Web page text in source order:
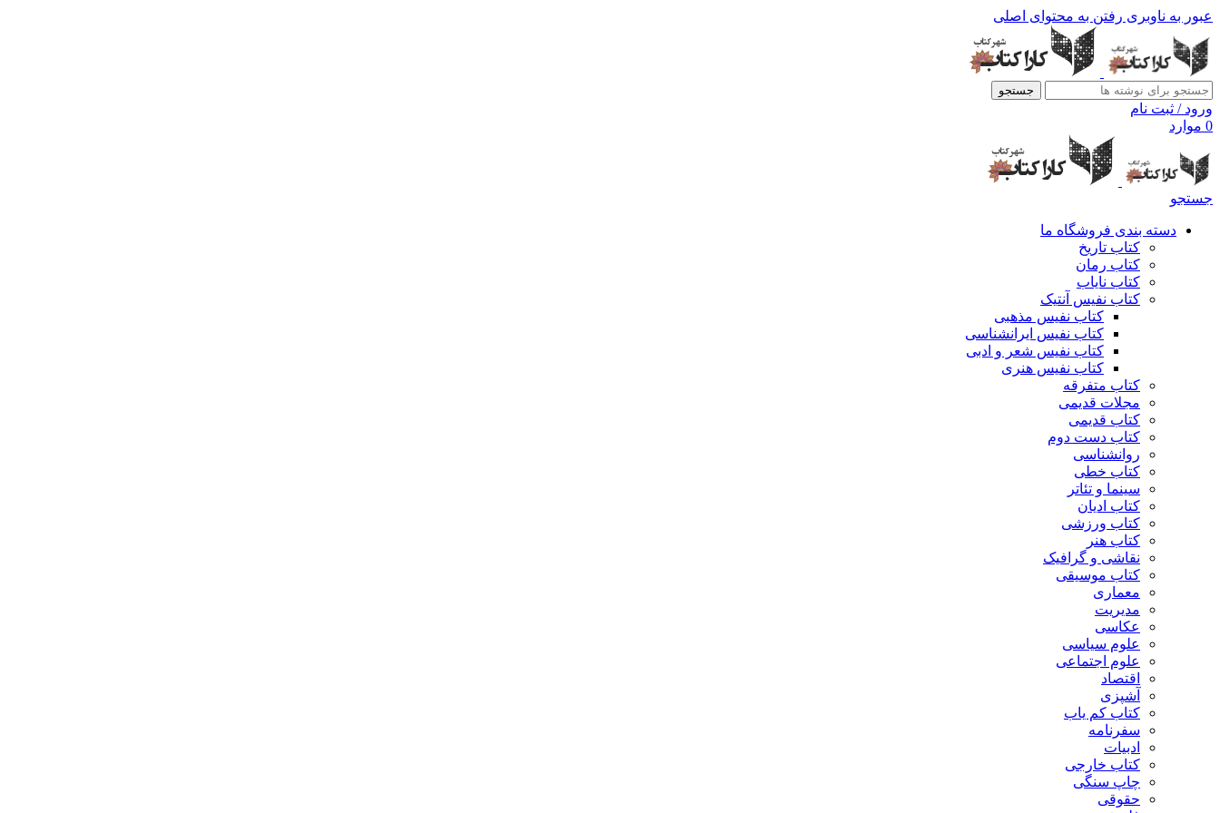
عبور به ناوبری رفتن به محتوای اصلی
جستجو
ورود / ثبت نام
0 موارد
جستجو
دسته بندی فروشگاه ما
کتاب تاریخ
کتاب رمان
کتاب نایاب
کتاب نفیس آنتیک
کتاب نفیس مذهبی
کتاب نفیس ایرانشناسی
کتاب نفیس شعر و ادبی
کتاب نفیس هنری
کتاب متفرقه
مجلات قدیمی
کتاب قدیمی
کتاب دست دوم
روانشناسی
کتاب خطی
سینما و تئاتر
کتاب ادیان
کتاب ورزشی
کتاب هنر
نقاشی و گرافیک
کتاب موسیقی
معماری
مدیریت
عکاسی
علوم سیاسی
علوم اجتماعی
اقتصاد
آشپزی
کتاب کم یاب
سفرنامه
ادبیات
کتاب خارجی
چاپ سنگی
حقوقی